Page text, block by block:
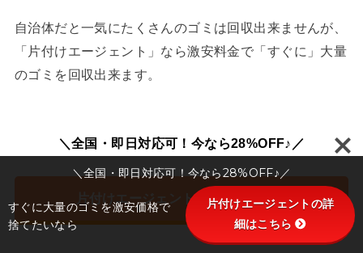
自治体だと一気にたくさんのゴミは回収出来ませんが、
「片付けエージェント」なら激安料金で「すぐに」大量
のゴミを回収出来ます。
＼全国・即日対応可！今なら28%OFF♪／
片付けエージェントの詳細はこちら
＼全国・即日対応可！今なら28%OFF♪／
すぐに大量のゴミを激安価格で
捨てたいなら
片付けエージェントの詳
細はこちら